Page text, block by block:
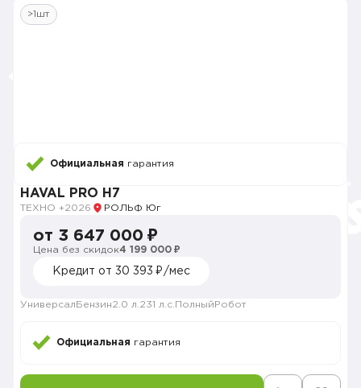
>1шт
Официальная гарантия
HAVAL PRO H7
ТЕХНО +2026 РОЛЬФ Юг
от 3 647 000 ₽
Цена без скидок4 199 000 ₽
Кредит от 30 393 ₽/мес
Универсал Бензин2.0 л. 231 л.с. Полный Робот
Официальная гарантия